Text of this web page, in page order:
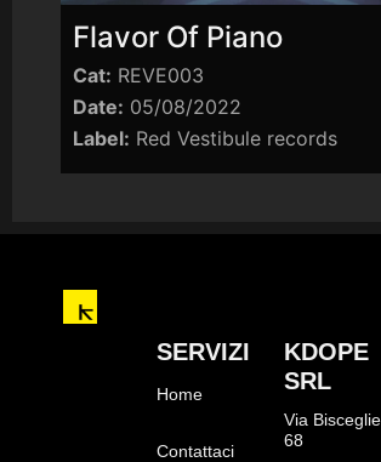
Flavor Of Piano
Cat: REVE003
Date: 05/08/2022
Label: Red Vestibule records
SERVIZI
Home
Contattaci
KDOPE
SRL
Via Bisceglie,
68